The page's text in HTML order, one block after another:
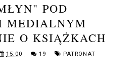
POD
MEDIALNYM
O KSIĄŻKACH
15:00 19 PATRONAT